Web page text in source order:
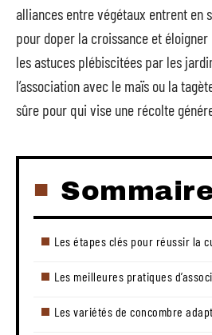
alliances entre végétaux entrent en
pour doper la croissance et
les astuces plébiscitées par les
l’association avec le maïs ou la
sûre pour qui vise une récolte
Les étapes clés pour réussir la
Les meilleures pratiques
Les variétés de concombre